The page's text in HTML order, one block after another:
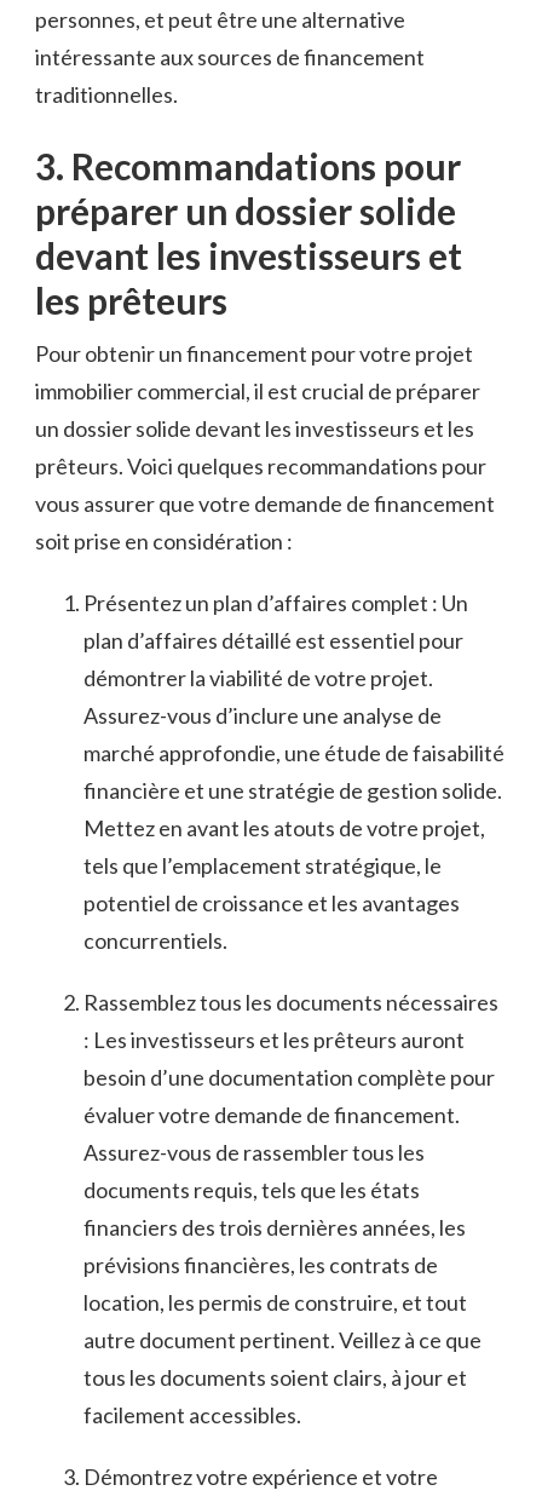
personnes, et peut être une alternative
intéressante aux sources ⁢de​ financement
traditionnelles.
3. Recommandations pour‍
préparer un dossier solide
devant les investisseurs et‌
les prêteurs
Pour obtenir un financement ​pour votre projet‍
immobilier commercial, il est crucial⁣ de préparer
un ⁤dossier solide devant ​les⁣ investisseurs et​ les
prêteurs. ‍Voici ⁣quelques recommandations pour
vous assurer que⁤ votre demande ⁤de financement
soit prise en ⁣considération :
Présentez un plan ⁤d’affaires complet : ⁢Un
plan⁢ d’affaires détaillé est essentiel pour
démontrer la viabilité⁣ de ​votre projet.
Assurez-vous d’inclure​ une analyse de‌
marché approfondie, une ⁢étude de ​faisabilité
financière et ⁣une stratégie ​de gestion solide.
Mettez ‍en avant⁤ les ⁣atouts de votre projet,
tels⁢ que l’emplacement stratégique,‍ le
potentiel de ⁣croissance ‍et les avantages
concurrentiels.
Rassemblez⁢ tous⁣ les documents nécessaires
: Les​ investisseurs ‌et les prêteurs auront
besoin ⁢d’une documentation complète ‍pour‍
évaluer votre demande⁣ de ​financement.
Assurez-vous de rassembler tous les
documents requis,​ tels que ‌les états⁢
financiers des trois dernières années, les
prévisions financières, les contrats de
location, les ‌permis de construire, et tout
autre document⁤ pertinent. Veillez à ⁤ce que
tous les documents soient ⁣clairs, à​ jour et
‌facilement accessibles.
Démontrez votre expérience​ et votre